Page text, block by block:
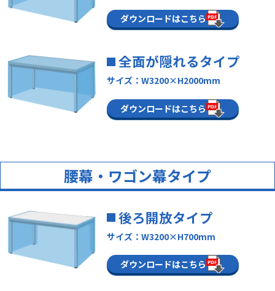
ダウンロードはこちら
全面が隠れるタイプ
サイズ：W3200×H2000mm
ダウンロードはこちら
腰幕・ワゴン幕タイプ
後ろ開放タイプ
サイズ：W3200×H700mm
ダウンロードはこちら